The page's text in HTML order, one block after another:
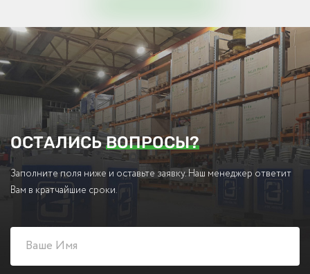
ОСТАЛИСЬВОПРОСЫ?
Заполните поля ниже и оставьте заявку. Наш менеджер ответит
Вам в кратчайшие сроки.